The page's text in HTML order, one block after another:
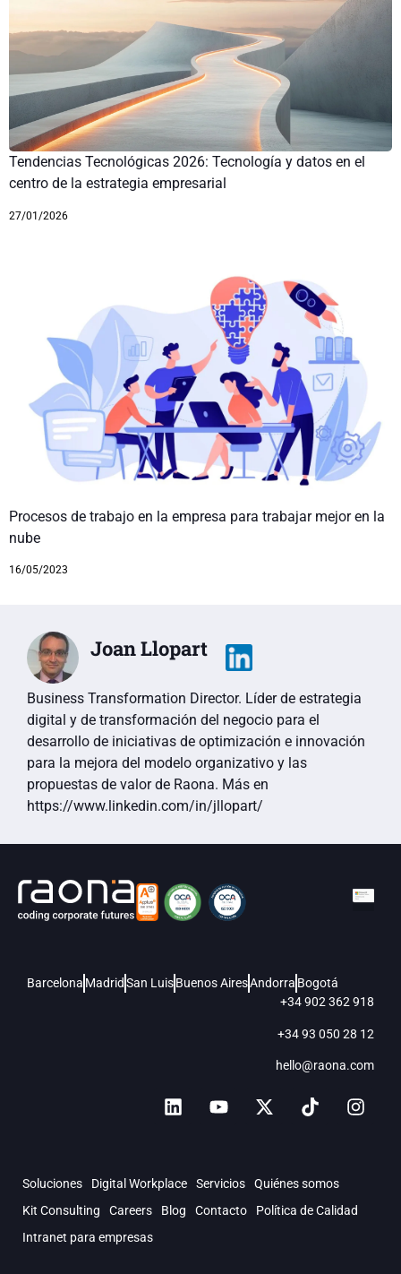
Tendencias Tecnológicas 2026: Tecnología y datos en el
centro de la estrategia empresarial
27/01/2026
Procesos de trabajo en la empresa para trabajar mejor en la
nube
16/05/2023
Joan Llopart
Business Transformation Director. Líder de estrategia
digital y de transformación del negocio para el
desarrollo de iniciativas de optimización e innovación
para la mejora del modelo organizativo y las
propuestas de valor de Raona. Más en
https://www.linkedin.com/in/jllopart/
Barcelona MadridSan LuisBuenos AiresAndorra Bogotá
+34 902 362 918
+34 93 050 28 12
hello@raona.com
Soluciones Digital Workplace Servicios
Quiénes somos
Kit Consulting
Careers Blog Contacto
Política de Calidad
Intranet para empresas